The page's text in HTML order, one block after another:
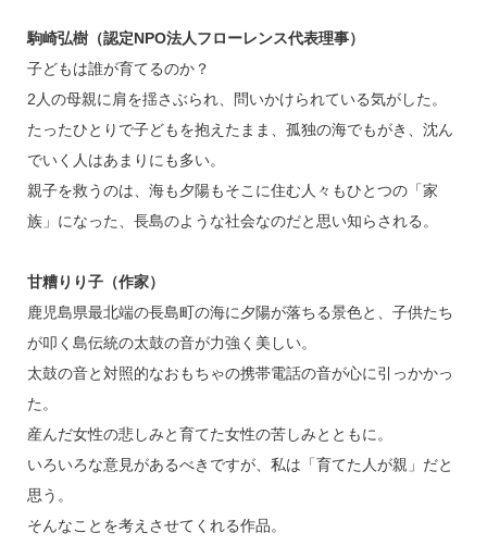
駒崎弘樹（認定NPO法人フローレンス代表理事）
子どもは誰が育てるのか？
2人の母親に肩を揺さぶられ、問いかけられている気がした。
たったひとりで子どもを抱えたまま、孤独の海でもがき、沈ん
でいく人はあまりにも多い。
親子を救うのは、海も夕陽もそこに住む人々もひとつの「家
族」になった、長島のような社会なのだと思い知らされる。
甘糟りり子（作家）
鹿児島県最北端の長島町の海に夕陽が落ちる景色と、子供たち
が叩く島伝統の太鼓の音が力強く美しい。
太鼓の音と対照的なおもちゃの携帯電話の音が心に引っかかっ
た。
産んだ女性の悲しみと育てた女性の苦しみとともに。
いろいろな意見があるべきですが、私は「育てた人が親」だと
思う。
そんなことを考えさせてくれる作品。